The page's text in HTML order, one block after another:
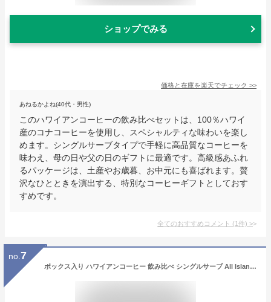
ショップでみる
価格と在庫を楽天でチェック >>
あねるかよね(40代・男性)
このハワイアンコーヒーの飲み比べセットは、100％ハワイ
産のコナコーヒーを使用し、スペシャルティな味わいを楽し
めます。シングルサーブタイプで手軽に高品質なコーヒーを
味わえ、母の日や父の日のギフトに最適です。高級感あふれ
るパッケージは、土産やお歳暮、お中元にも喜ばれます。贅
沢なひとときを演出する、特別なコーヒーギフトとしておす
すめです。
全てのおすすめコメント (1件) >
no. 7
ボックス入り ハワイアンコーヒー 飲み比べ シングルサーブ All Islands ハワイ諸島 5袋セットドリップタイプ 100％ハワイ産 ハワイ島 カウアイ島 マウイ島 モロカイ島 オアフ島アイカネ 土産 母の日 父の日 お中元 ギフト プレゼント 高級